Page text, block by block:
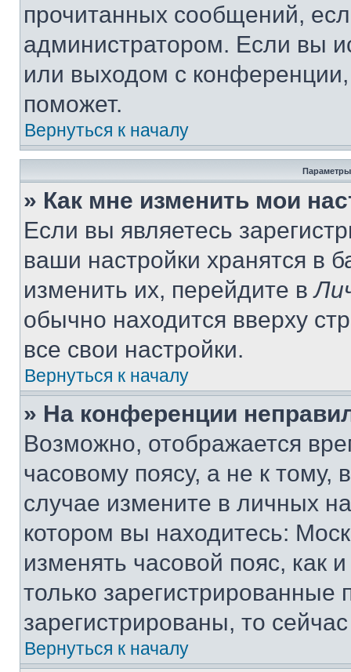
прочитанных сообщений,
администратором. Если вы
или выходом с
поможет.
Вернуться к началу
Параметры
» Как мне изменить мои
Если вы являетесь
ваши настройки хранятся в
изменить их, перейдите в
обычно находится вверху
все свои настройки.
Вернуться к началу
» На конференции
Возможно, отображается
часовому поясу, а не к тому,
случае измените в личных
котором вы находитесь:
изменять часовой пояс, как
только
зарегистрированы, то
Вернуться к началу